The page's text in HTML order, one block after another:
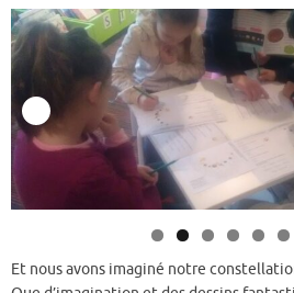
Et nous avons imaginé notre